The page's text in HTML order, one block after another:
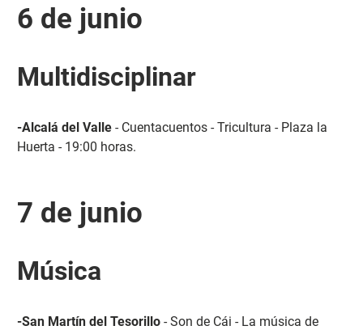
6 de junio
Multidisciplinar
-Alcalá del Valle- Cuentacuentos - Tricultura - Plaza la
Huerta - 19:00 horas.
7 de junio
Música
-San Martín del Tesorillo- Son de Cái - La música de